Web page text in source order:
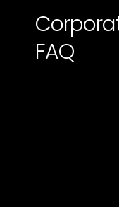
FAQ